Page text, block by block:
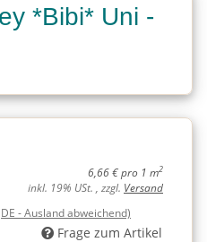
*Bibi* Uni -
6,66 € pro 1 m2
inkl. 19% USt. , zzgl. Versand
- Ausland abweichend)
Frage zum Artikel